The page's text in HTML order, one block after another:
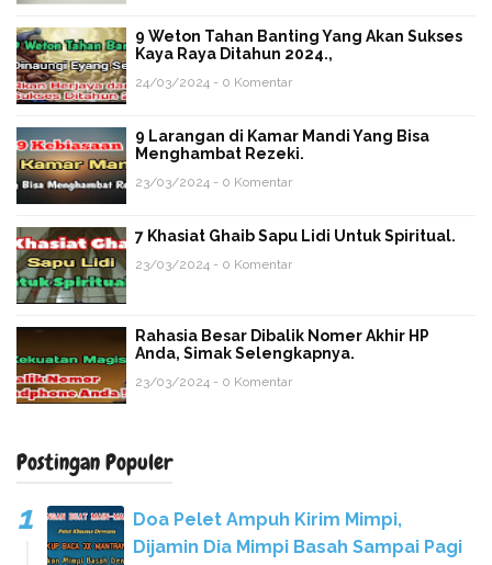
9 Weton Tahan Banting Yang Akan Sukses
Kaya Raya Ditahun 2024.,
24/03/2024 - 0 Komentar
9 Larangan di Kamar Mandi Yang Bisa
Menghambat Rezeki.
23/03/2024 - 0 Komentar
7 Khasiat Ghaib Sapu Lidi Untuk Spiritual.
23/03/2024 - 0 Komentar
Rahasia Besar Dibalik Nomer Akhir HP
Anda, Simak Selengkapnya.
23/03/2024 - 0 Komentar
Postingan Populer
Doa Pelet Ampuh Kirim Mimpi,
Dijamin Dia Mimpi Basah Sampai Pagi